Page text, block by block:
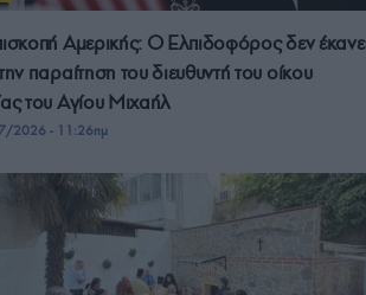
Αμερικής: Ο Ελπιδοφόρος δεν έκανε
παραίτηση του διευθυντή του οίκου
του Αγίου Μιχαήλ
2026 - 11:26πμ